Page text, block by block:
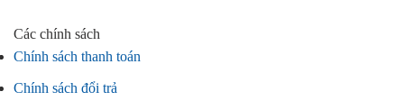
Các chính sách
Chính sách thanh toán
Chính sách đổi trả